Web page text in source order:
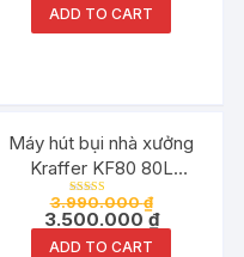
ADD TO CART
Đang ưu đãi!
Máy hút bụi nhà xưởng
Kraffer KF80 80L
3600W
Rated
5.00
out of 5
3.990.000₫
3.500.000₫
ADD TO CART